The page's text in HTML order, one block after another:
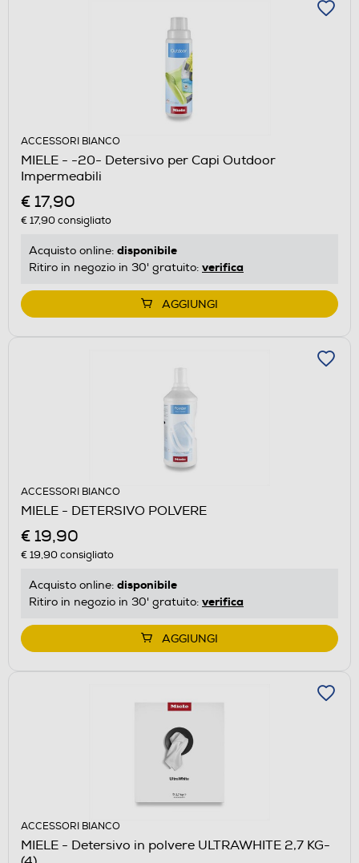
ACCESSORI BIANCO
MIELE - -20- Detersivo per Capi Outdoor
Impermeabili
€ 17,90
€ 17,90consigliato
Acquisto online: disponibile
Ritiro in negozio in 30' gratuito: verifica
AGGIUNGI
ACCESSORI BIANCO
MIELE - DETERSIVO POLVERE
€ 19,90
€ 19,90consigliato
Acquisto online: disponibile
Ritiro in negozio in 30' gratuito: verifica
AGGIUNGI
ACCESSORI BIANCO
MIELE - Detersivo in polvere ULTRAWHITE 2,7 KG-